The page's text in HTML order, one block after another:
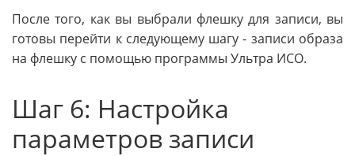
После того, как вы выбрали флешку для записи, вы
готовы перейти к следующему шагу - записи образа
на флешку с помощью программы Ультра ИСО.
Шаг 6: Настройка
параметров записи